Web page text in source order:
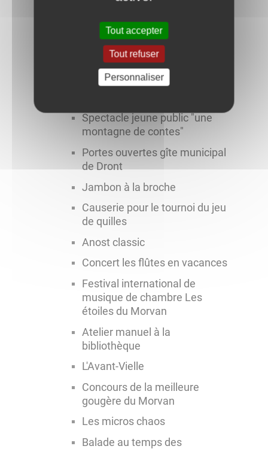
Marché de producteurs
Soirée transidentités au
cinéma
Fête de l'école
Spectacle jeune public "une
montagne de contes"
Portes ouvertes gîte municipal
de Dront
Jambon à la broche
Causerie pour le tournoi du jeu
de quilles
Anost classic
Concert les flûtes en vacances
Festival international de
musique de chambre Les
étoiles du Morvan
Atelier manuel à la
bibliothèque
L'Avant-Vielle
Concours de la meilleure
gougère du Morvan
Les micros chaos
Balade au temps des
Tout accepter
Tout refuser
Personnaliser